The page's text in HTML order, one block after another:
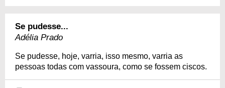
Se pudesse...
Adélia Prado
Se pudesse, hoje, varria, isso mesmo, varria as
pessoas todas com vassoura, como se fossem ciscos.